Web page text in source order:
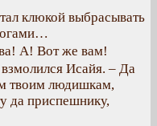
клюкой выбрасывать
А! Вот же вам!
Исайя. – Да
твоим людишкам,
да приспешнику,